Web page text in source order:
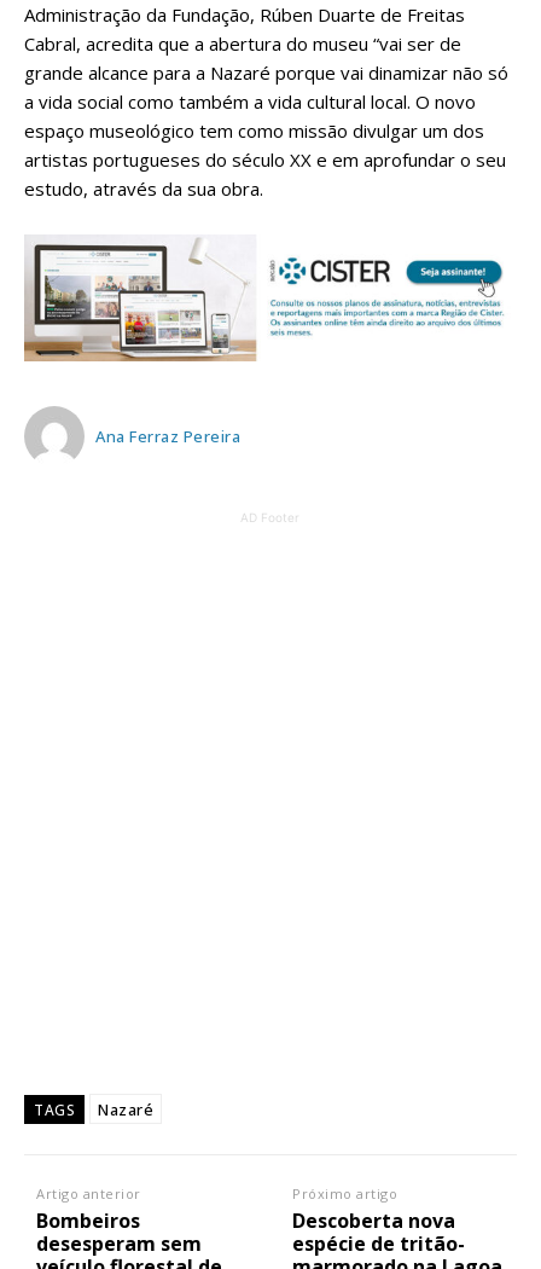
Administração da Fundação, Rúben Duarte de Freitas
Cabral, acredita que a abertura do museu “vai ser de
grande alcance para a Nazaré porque vai dinamizar não só
a vida social como também a vida cultural local. O novo
espaço museológico tem como missão divulgar um dos
artistas portugueses do século XX e em aprofundar o seu
estudo, através da sua obra.
Ana Ferraz Pereira
AD Footer
TAGS Nazaré
Artigo anterior
Bombeiros
desesperam sem
Próximo artigo
Descoberta nova
espécie de tritão-